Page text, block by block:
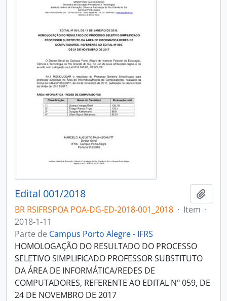
Edital 001/2018
BR RSIFRSPOA POA-DG-ED-2018-001_2018 · Item ·
2018-1-11
Parte de Campus Porto Alegre - IFRS
HOMOLOGAÇÃO DO RESULTADO DO PROCESSO
SELETIVO SIMPLIFICADO PROFESSOR SUBSTITUTO
DA ÁREA DE INFORMÁTICA/REDES DE
COMPUTADORES, REFERENTE AO EDITAL Nº 059, DE
24 DE NOVEMBRO DE 2017